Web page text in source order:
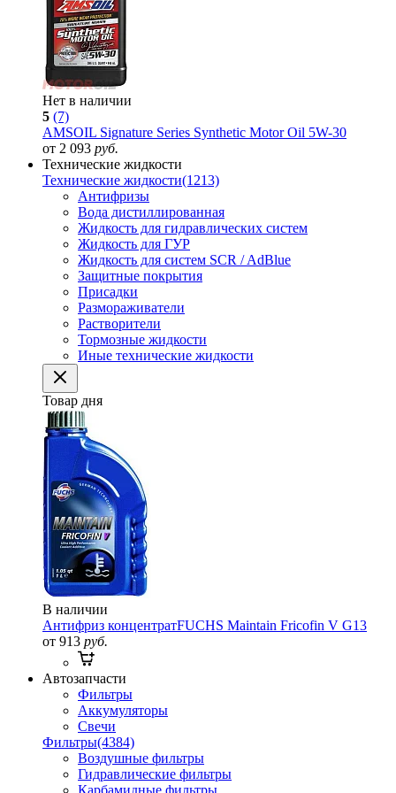
Нет в наличии
5 (7)
AMSOIL Signature Series Synthetic Motor Oil 5W-30
от 2 093 руб.
Технические жидкости
Технические жидкости(1213)
Антифризы
Вода дистиллированная
Жидкость для гидравлических систем
Жидкость для ГУР
Жидкость для систем SCR / AdBlue
Защитные покрытия
Присадки
Размораживатели
Растворители
Тормозные жидкости
Иные технические жидкости
Товар дня
В наличии
Антифриз концентратFUCHS Maintain Fricofin V G13
от 913 руб.
Автозапчасти
Фильтры
Аккумуляторы
Свечи
Фильтры(4384)
Воздушные фильтры
Гидравлические фильтры
Карбамидные фильтры